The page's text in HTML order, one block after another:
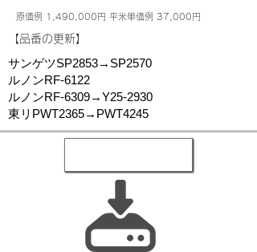
原価例 1,490,000円 平米単価例 37,000円
​【品番の更新】
サンゲツSP2853→SP2570
ルノンRF-6122
ルノンRF-6309→Y25-2930
東リPWT2365→PWT4245